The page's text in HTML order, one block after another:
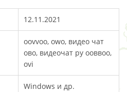
12.11.2021
oovvoo, owo, видео чат
ово, видеочат ру ооввоо,
ovi
Windows и др.